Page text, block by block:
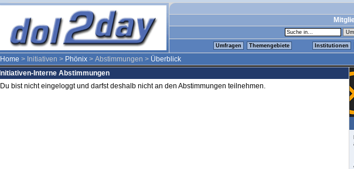
Umfragen Themengebiete Institutionen
Home > Initiativen > Phönix > Abstimmungen > Überblick
Initiativen-Interne Abstimmungen
Du bist nicht eingeloggt und darfst deshalb nicht an den Abstimmungen teilnehmen.